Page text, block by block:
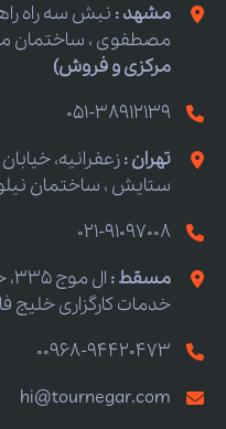
مشهد : نبش سه راه
مصطفوی ، ساختمان میلاد ،
مرکزی و فروش)
051-38912139
تهران :زعفرانیه،
ستایش ، ساختمان
021-91097008
مسقط :
خدمات کارگزاری خلیج
00968-94420473
hi@tournegar.com